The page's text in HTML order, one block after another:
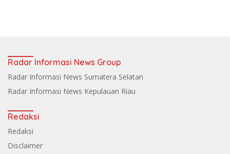
Radar Informasi News Group
Radar Informasi News Sumatera Selatan
Radar Informasi News Kepulauan Riau
Redaksi
Redaksi
Disclaimer